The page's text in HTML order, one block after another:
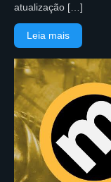
atualização […]
Leia mais